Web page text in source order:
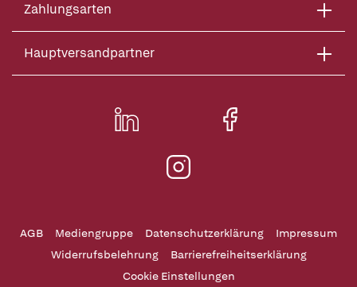
Zahlungsarten
Hauptversandpartner
AGB Mediengruppe Datenschutzerklärung
Impressum
Widerrufsbelehrung
Barrierefreiheitserklärung
Cookie Einstellungen